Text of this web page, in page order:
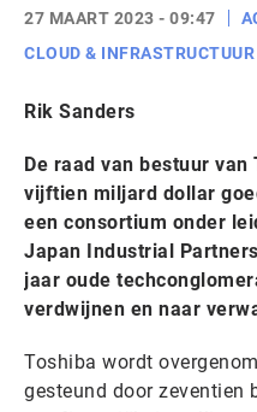
27 MAART 2023 - 09:47
CLOUD & INFRASTRUCTUUR
Rik Sanders
De raad van bestuur
vijftien miljard dollar
een consortium onder
Japan Industrial
jaar oude
verdwijnen en naar
Toshiba wordt
gesteund door zeventien